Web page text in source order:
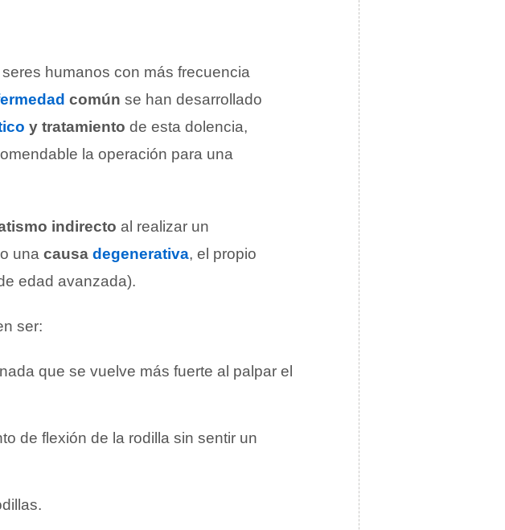
humanos con más frecuencia
común se han desarrollado
y tratamiento de esta dolencia,
la operación para una
indirecto al realizar un
una causa degenerativa, el propio
edad avanzada).
ser:
que se vuelve más fuerte al palpar el
de flexión de la rodilla sin sentir un